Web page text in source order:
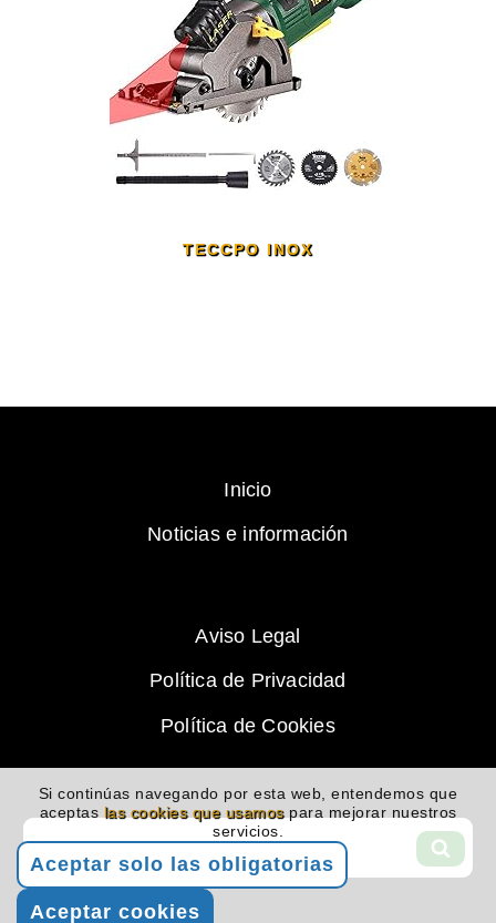
TECCPO INOX
Inicio
Noticias e información
Aviso Legal
Política de Privacidad
Política de Cookies
Buscar
por:
Si continúas navegando por esta web, entendemos que
aceptas las cookies que usamospara mejorar nuestros
servicios.
Aceptar solo las obligatorias
Aceptar cookies